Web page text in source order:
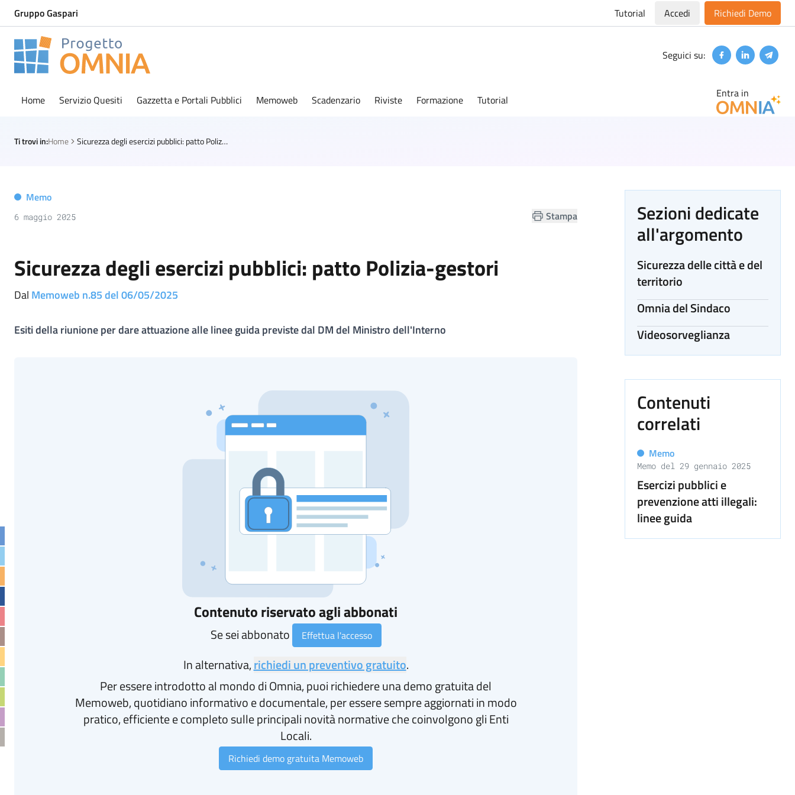
Gruppo Gaspari Tutorial Accedi Richiedi Demo
Progetto Omnia
Seguici su: FacebookLinkedin
Home Servizio Quesiti Gazzetta e Portali Pubblici Memoweb Scadenzario Riviste Formazione Tutorial Entra in
Ti trovi in:Home Sicurezza degli esercizi pubblici: patto Polizia-gestori
Memo
6 maggio 2025 Stampa
Sicurezza degli esercizi pubblici: patto Polizia-gestori
Dal Memoweb n.85 del 06/05/2025
Esiti della riunione per dare attuazione alle linee guida previste dal DM del Ministro dell'Interno
Contenuto riservato agli abbonati
Se sei abbonato Effettua l'accesso
In alternativa,richiedi un preventivo gratuito.
Per essere introdotto al mondo di Omnia, puoi richiedere una demo gratuita del
Memoweb, quotidiano informativo e documentale, per essere sempre aggiornati in modo
pratico, efficiente e completo sulle principali novità normative che coinvolgono gli Enti
Locali.
Richiedi demo gratuita Memoweb
Sezioni dedicate
all'argomento
Sicurezza delle città e del
territorio
Omnia del Sindaco
Videosorveglianza
Contenuti
correlati
Memo
Memo del 29 gennaio 2025
Esercizi pubblici e
prevenzione atti illegali:
linee guida